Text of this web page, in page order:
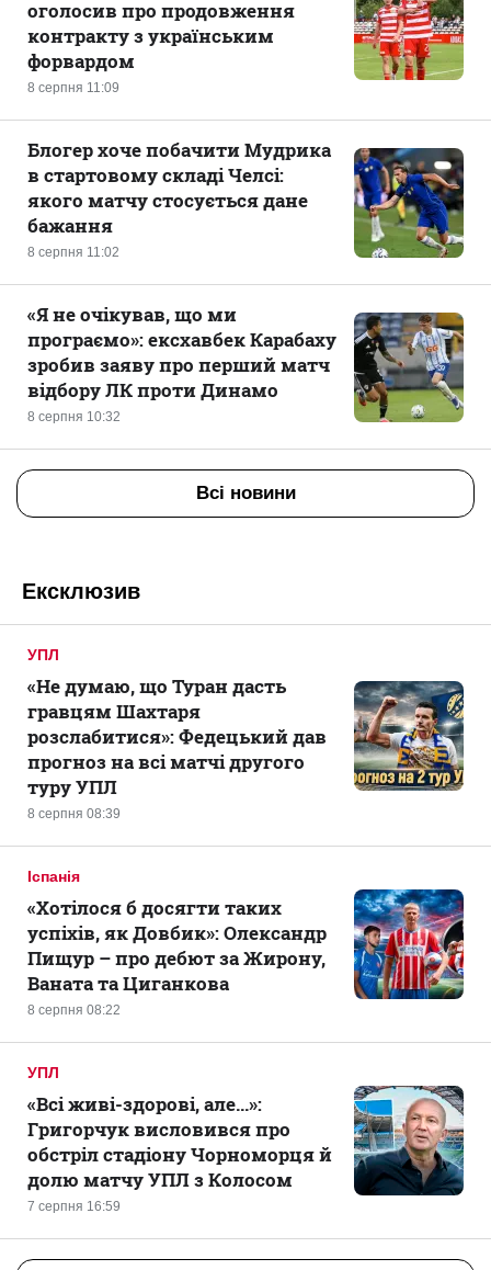
8 серпня 11:09
оголосив про продовження
контракту з українським
форвардом
8 серпня 11:02
Блогер хоче побачити Мудрика
в стартовому складі Челсі:
якого матчу стосується дане
бажання
8 серпня 10:32
«Я не очікував, що ми
програємо»: ексхавбек Карабаху
зробив заяву про перший матч
відбору ЛК проти Динамо
Всі новини
Ексклюзив
УПЛ
8 серпня 08:39
«Не думаю, що Туран дасть
гравцям Шахтаря
розслабитися»: Федецький дав
прогноз на всі матчі другого
туру УПЛ
Іспанія
8 серпня 08:22
«Хотілося б досягти таких
успіхів, як Довбик»: Олександр
Пищур – про дебют за Жирону,
Ваната та Циганкова
УПЛ
7 серпня 16:59
«Всі живі-здорові, але...»:
Григорчук висловився про
обстріл стадіону Чорноморця й
долю матчу УПЛ з Колосом